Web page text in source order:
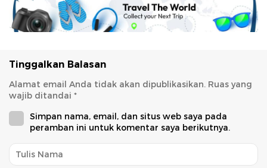
Tinggalkan Balasan
Alamat email Anda tidak akan dipublikasikan. Ruas yang
wajib ditandai *
Simpan nama, email, dan situs web saya pada
peramban ini untuk komentar saya berikutnya.